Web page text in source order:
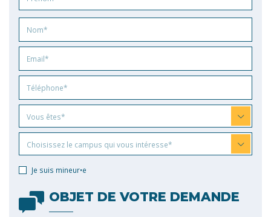
êtes
Vous êtes*
qui
intéresse
Choisissez le campus qui vous intéresse*
Je suis mineur•e
OBJET DE VOTRE DEMANDE